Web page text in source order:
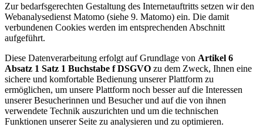
Zur bedarfsgerechten Gestaltung des Internetauftritts setzen wir den
Webanalysedienst Matomo (siehe 9. Matomo) ein. Die damit
verbundenen Cookies werden im entsprechenden Abschnitt
aufgeführt.
Diese Datenverarbeitung erfolgt auf Grundlage von Artikel 6
Absatz 1 Satz 1 Buchstabe f DSGVO zu dem Zweck, Ihnen eine
sichere und komfortable Bedienung unserer Plattform zu
ermöglichen, um unsere Plattform noch besser auf die Interessen
unserer Besucherinnen und Besucher und auf die von ihnen
verwendete Technik auszurichten und um die technischen
Funktionen unserer Seite zu analysieren und zu optimieren.